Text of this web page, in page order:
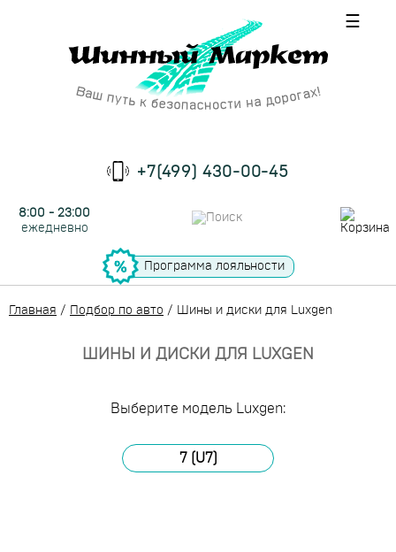
☰
+7(499) 430-00-45
8:00 - 23:00
ежедневно
Программа лояльности
Главная / Подбор по авто / Шины и диски для Luxgen
ШИНЫ И ДИСКИ ДЛЯ LUXGEN
Выберите модель Luxgen:
7 (U7)